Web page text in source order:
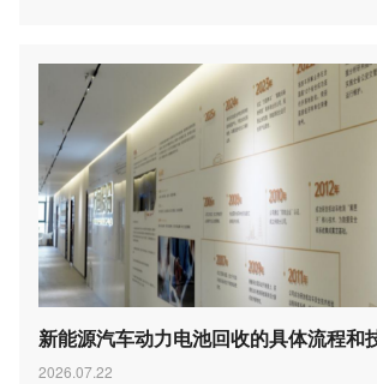
新能源汽车动力电池回收的具体流程和
2026.07.22